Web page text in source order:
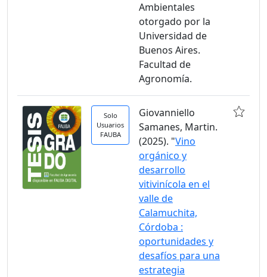
Ambientales
otorgado por la
Universidad de
Buenos Aires.
Facultad de
Agronomía.
Solo
Usuarios
FAUBA
Giovanniello
Samanes, Martin.
(2025). "Vino
orgánico y
desarrollo
vitivinícola en el
valle de
Calamuchita,
Córdoba :
oportunidades y
desafíos para una
estrategia